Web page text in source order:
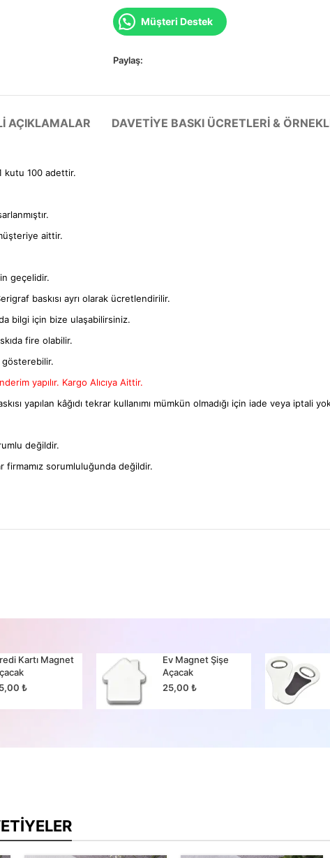
Müşteri Destek
Paylaş:
AÇIKLAMALAR DAVETIYE BASKI ÜCRETLERI &
kutu 100 adettir.
aittir.
geçelidir.
baskısı ayrı olarak ücretlendirilir.
bilgi için bize ulaşabilirsiniz.
fire olabilir.
gösterebilir.
yapılır. Kargo Alıcıya Aittir.
yapılan kâğıdı tekrar kullanımı mümkün olmadığı için iade veya iptali
değildir.
firmamız sorumluluğunda değildir.
Kartı Magnet
₺
Ev Magnet Şişe
Açacak
25,00 ₺